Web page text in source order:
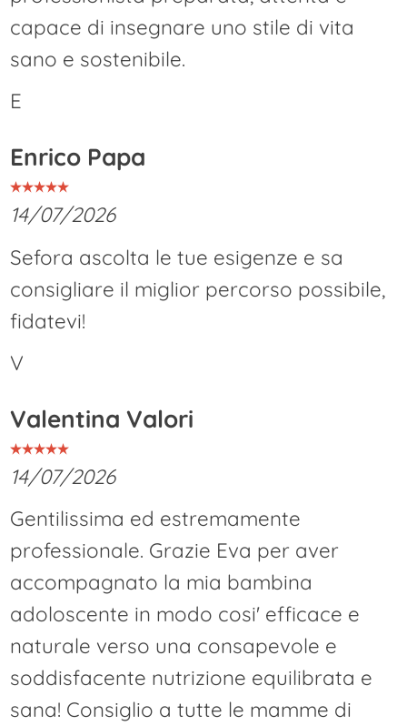
capace di insegnare uno stile di vita
sano e sostenibile.
E
Enrico Papa
14/07/2026
Sefora ascolta le tue esigenze e sa
consigliare il miglior percorso possibile,
fidatevi!
V
Valentina Valori
14/07/2026
Gentilissima ed estremamente
professionale. Grazie Eva per aver
accompagnato la mia bambina
adoloscente in modo cosi' efficace e
naturale verso una consapevole e
soddisfacente nutrizione equilibrata e
sana! Consiglio a tutte le mamme di